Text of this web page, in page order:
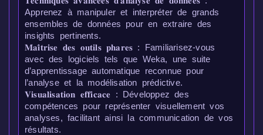
Apprenez à manipuler et interpréter de grands
ensembles de données pour en extraire des
insights pertinents.
𝐌𝐚𝐢̂𝐭𝐫𝐢𝐬𝐞 𝐝𝐞𝐬 𝐨𝐮𝐭𝐢𝐥𝐬 𝐩𝐡𝐚𝐫𝐞𝐬 : Familiarisez-vous
avec des logiciels tels que Weka, une suite
d’apprentissage automatique reconnue pour
l’analyse et la modélisation prédictive.
𝐕𝐢𝐬𝐮𝐚𝐥𝐢𝐬𝐚𝐭𝐢𝐨𝐧 𝐞𝐟𝐟𝐢𝐜𝐚𝐜𝐞 : Développez des
compétences pour représenter visuellement vos
analyses, facilitant ainsi la communication de vos
résultats.